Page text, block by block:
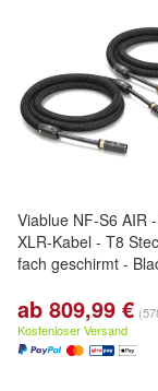
Viablue NF-S6 AIR
XLR-Kabel - T8
fach geschirmt -
ab 809,99 €
Kostenloser Versand